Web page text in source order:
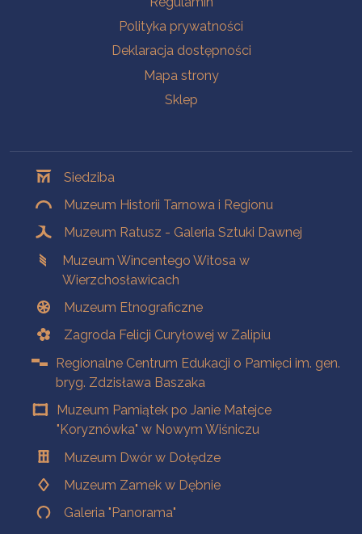
Polityka prywatności
Deklaracja dostępności
Mapa strony
Sklep
Siedziba
Muzeum Historii Tarnowa i Regionu
Muzeum Ratusz - Galeria Sztuki Dawnej
Muzeum Wincentego Witosa w
Wierzchosławicach
Muzeum Etnograficzne
Zagroda Felicji Curyłowej w Zalipiu
Regionalne Centrum Edukacji o Pamięci im. gen.
bryg. Zdzisława Baszaka
Muzeum Pamiątek po Janie Matejce
"Koryznówka" w Nowym Wiśniczu
Muzeum Dwór w Dołędze
Muzeum Zamek w Dębnie
Galeria "Panorama"